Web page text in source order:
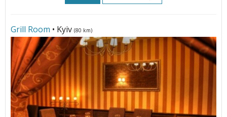
Grill Room • Kyiv (80 km)